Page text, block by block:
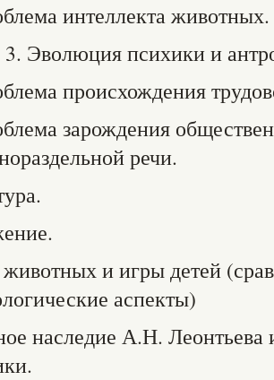
интеллекта животных.
3. Эволюция психики и
происхождения
зарождения
речи.
и игры детей
аспекты)
наследие А.Н.